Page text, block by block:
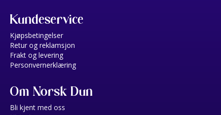
Kundeservice
Kjøpsbetingelser
Retur og reklamsjon
Frakt og levering
Personvernerklæring
Om Norsk Dun
Bli kjent med oss